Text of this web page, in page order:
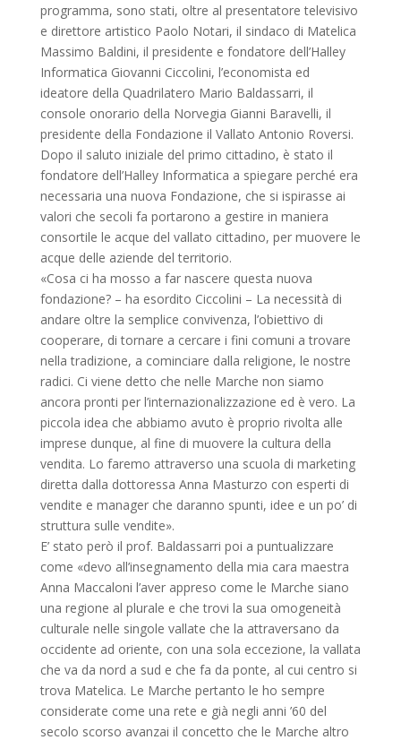
programma, sono stati, oltre al presentatore televisivo
e direttore artistico Paolo Notari, il sindaco di Matelica
Massimo Baldini, il presidente e fondatore dell’Halley
Informatica Giovanni Ciccolini, l’economista ed
ideatore della Quadrilatero Mario Baldassarri, il
console onorario della Norvegia Gianni Baravelli, il
presidente della Fondazione il Vallato Antonio Roversi.
Dopo il saluto iniziale del primo cittadino, è stato il
fondatore dell’Halley Informatica a spiegare perché era
necessaria una nuova Fondazione, che si ispirasse ai
valori che secoli fa portarono a gestire in maniera
consortile le acque del vallato cittadino, per muovere le
acque delle aziende del territorio.
«Cosa ci ha mosso a far nascere questa nuova
fondazione? – ha esordito Ciccolini – La necessità di
andare oltre la semplice convivenza, l’obiettivo di
cooperare, di tornare a cercare i fini comuni a trovare
nella tradizione, a cominciare dalla religione, le nostre
radici. Ci viene detto che nelle Marche non siamo
ancora pronti per l’internazionalizzazione ed è vero. La
piccola idea che abbiamo avuto è proprio rivolta alle
imprese dunque, al fine di muovere la cultura della
vendita. Lo faremo attraverso una scuola di marketing
diretta dalla dottoressa Anna Masturzo con esperti di
vendite e manager che daranno spunti, idee e un po’ di
struttura sulle vendite».
E’ stato però il prof. Baldassarri poi a puntualizzare
come «devo all’insegnamento della mia cara maestra
Anna Maccaloni l’aver appreso come le Marche siano
una regione al plurale e che trovi la sua omogeneità
culturale nelle singole vallate che la attraversano da
occidente ad oriente, con una sola eccezione, la vallata
che va da nord a sud e che fa da ponte, al cui centro si
trova Matelica. Le Marche pertanto le ho sempre
considerate come una rete e già negli anni ’60 del
secolo scorso avanzai il concetto che le Marche altro